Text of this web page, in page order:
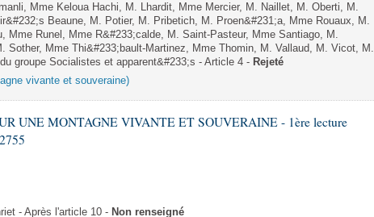
Mme Keloua Hachi, M. Lhardit, Mme Mercier, M. Naillet, M. Oberti, M.
Beaune, M. Potier, M. Pribetich, M. Proen&#231;a, Mme Rouaux, M.
Mme Runel, Mme R&#233;calde, M. Saint-Pasteur, Mme Santiago, M.
Sother, Mme Thi&#233;bault-Martinez, Mme Thomin, M. Vallaud, M. Vicot, M.
groupe Socialistes et apparent&#233;s - Article 4 - Rejeté
vivante et souveraine)
UNE MONTAGNE VIVANTE ET SOUVERAINE - 1ère lecture
- Après l'article 10 - Non renseigné